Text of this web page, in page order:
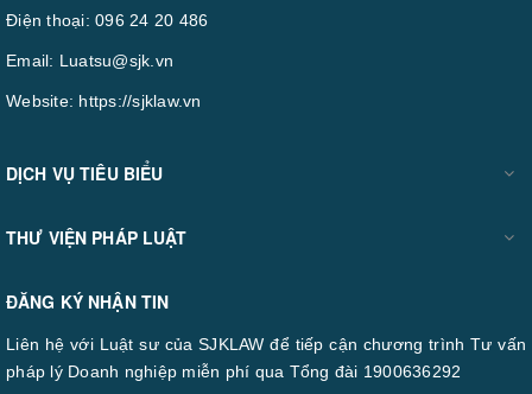
Điện thoại: 096 24 20 486
Email: Luatsu@sjk.vn
Website: https://sjklaw.vn
DỊCH VỤ TIÊU BIỂU
THƯ VIỆN PHÁP LUẬT
ĐĂNG KÝ NHẬN TIN
Liên hệ với Luật sư của SJKLAW để tiếp cận chương trình Tư vấn
pháp lý Doanh nghiệp miễn phí qua Tổng đài 1900636292